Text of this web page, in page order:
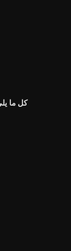
كل ما